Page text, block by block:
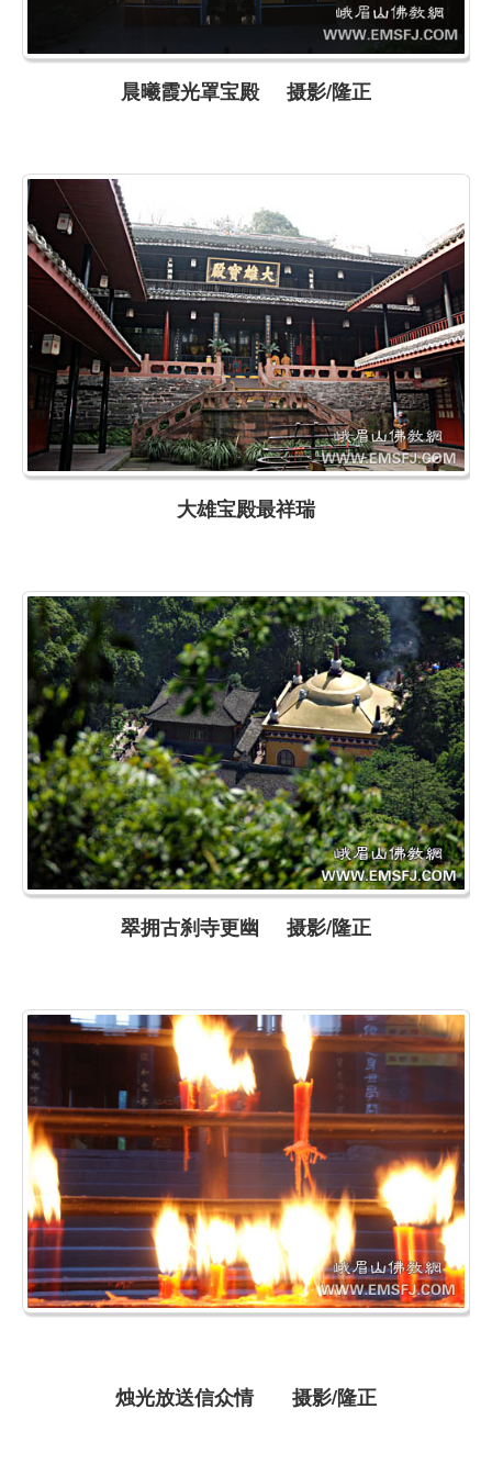
晨曦霞光罩宝殿 摄影/隆正
大雄宝殿最祥瑞
翠拥古刹寺更幽 摄影/隆正
烛光放送信众情 摄影/隆正